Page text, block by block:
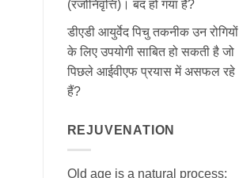
(रजोनिवृत्ति)। बंद हो गया है?
डीएडी आयुर्वेद पिचु तकनीक उन रोगियों
के लिए उपयोगी साबित हो सकती है जो
पिछले आईवीएफ प्रयास में असफल रहे
हैं?
REJUVENATION
Old age is a natural process;